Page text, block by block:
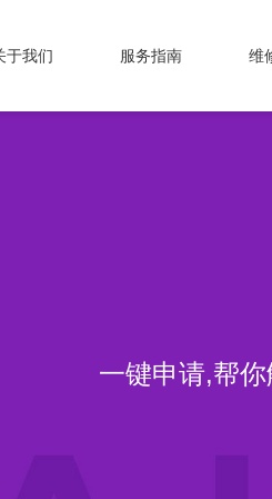
于我们 服务指南 维
一键申请,帮